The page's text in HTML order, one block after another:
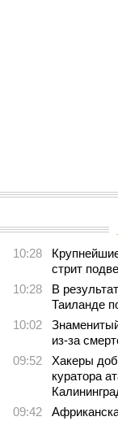
Версия //Общество //
Мы могли бы
Возраст
Мы могли бы жить